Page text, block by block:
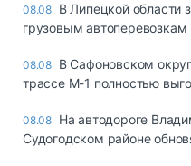
08.08 В Липецкой области
грузовым автоперевозкам
08.08 В Сафоновском
трассе М-1 полностью
08.08 На автодороге
Судогодском районе